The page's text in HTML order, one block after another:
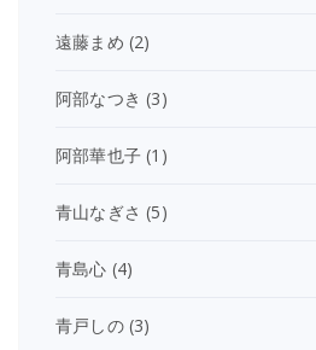
遠藤まめ (2)
阿部なつき (3)
阿部華也子 (1)
青山なぎさ (5)
青島心 (4)
青戸しの(3)